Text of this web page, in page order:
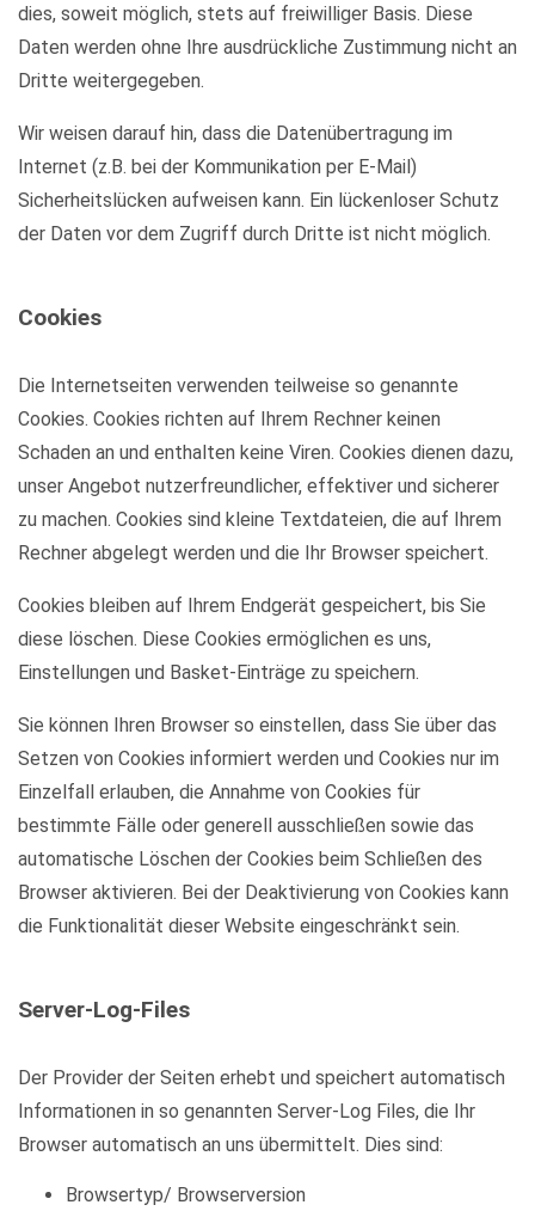
dies, soweit möglich, stets auf freiwilliger Basis. Diese
Daten werden ohne Ihre ausdrückliche Zustimmung nicht an
Dritte weitergegeben.
Wir weisen darauf hin, dass die Datenübertragung im
Internet (z.B. bei der Kommunikation per E-Mail)
Sicherheitslücken aufweisen kann. Ein lückenloser Schutz
der Daten vor dem Zugriff durch Dritte ist nicht möglich.
Cookies
Die Internetseiten verwenden teilweise so genannte
Cookies. Cookies richten auf Ihrem Rechner keinen
Schaden an und enthalten keine Viren. Cookies dienen dazu,
unser Angebot nutzerfreundlicher, effektiver und sicherer
zu machen. Cookies sind kleine Textdateien, die auf Ihrem
Rechner abgelegt werden und die Ihr Browser speichert.
Cookies bleiben auf Ihrem Endgerät gespeichert, bis Sie
diese löschen. Diese Cookies ermöglichen es uns,
Einstellungen und Basket-Einträge zu speichern.
Sie können Ihren Browser so einstellen, dass Sie über das
Setzen von Cookies informiert werden und Cookies nur im
Einzelfall erlauben, die Annahme von Cookies für
bestimmte Fälle oder generell ausschließen sowie das
automatische Löschen der Cookies beim Schließen des
Browser aktivieren. Bei der Deaktivierung von Cookies kann
die Funktionalität dieser Website eingeschränkt sein.
Server-Log-Files
Der Provider der Seiten erhebt und speichert automatisch
Informationen in so genannten Server-Log Files, die Ihr
Browser automatisch an uns übermittelt. Dies sind:
Browsertyp/ Browserversion